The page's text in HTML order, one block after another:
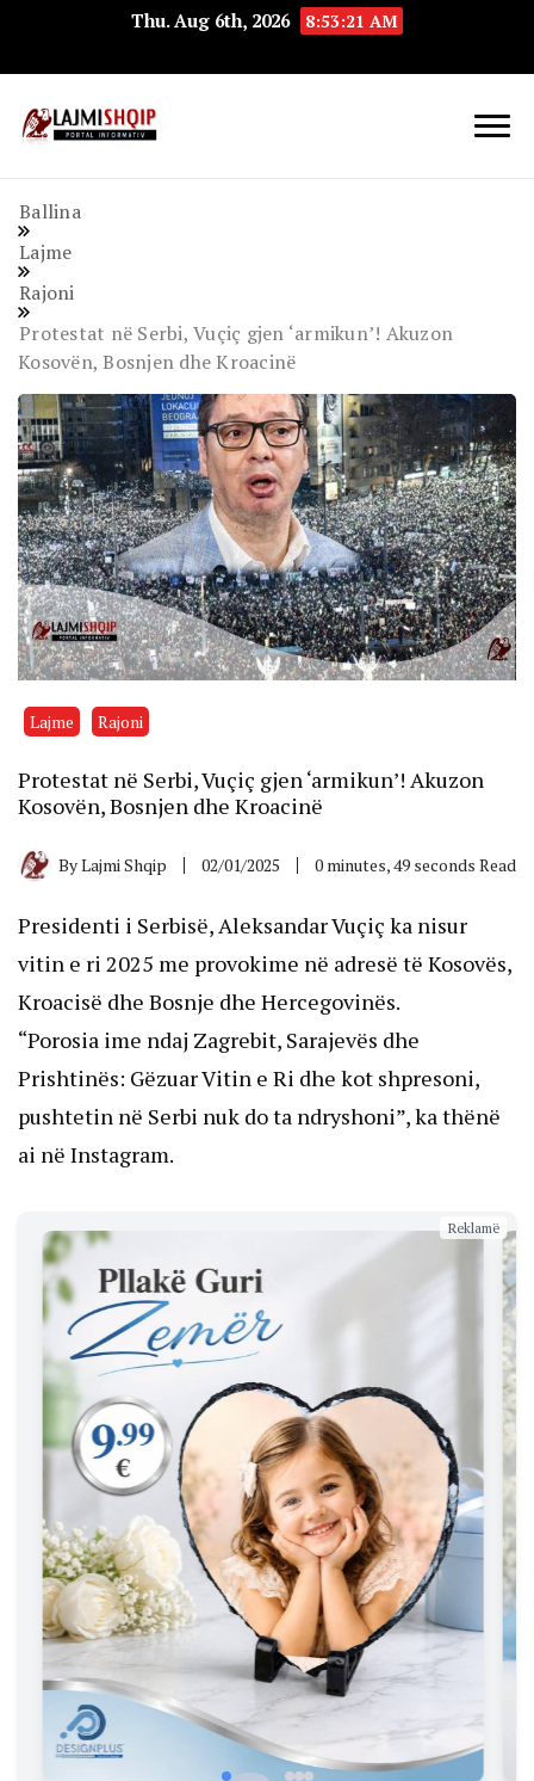
Thu. Aug 6th, 2026 8:53:22 AM
Ballina
Lajme
Rajoni
Protestat në Serbi, Vuçiç gjen ‘armikun’! Akuzon
Kosovën, Bosnjen dhe Kroacinë
Lajme Rajoni
Protestat në Serbi, Vuçiç gjen ‘armikun’! Akuzon
Kosovën, Bosnjen dhe Kroacinë
ByLajmi Shqip 02/01/2025 0 minutes, 49 seconds Read
Presidenti i Serbisë, Aleksandar Vuçiç ka nisur
vitin e ri 2025 me provokime në adresë të Kosovës,
Kroacisë dhe Bosnje dhe Hercegovinës.
“Porosia ime ndaj Zagrebit, Sarajevës dhe
Prishtinës: Gëzuar Vitin e Ri dhe kot shpresoni,
pushtetin në Serbi nuk do ta ndryshoni”, ka thënë
ai në Instagram.
Reklamë